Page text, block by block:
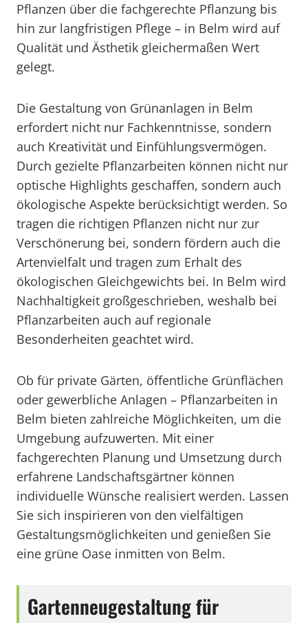
Pflanzen über die fachgerechte Pflanzung bis
hin zur langfristigen Pflege – in Belm wird auf
Qualität und Ästhetik gleichermaßen Wert
gelegt.
Die Gestaltung von Grünanlagen in Belm
erfordert nicht nur Fachkenntnisse, sondern
auch Kreativität und Einfühlungsvermögen.
Durch gezielte Pflanzarbeiten können nicht nur
optische Highlights geschaffen, sondern auch
ökologische Aspekte berücksichtigt werden. So
tragen die richtigen Pflanzen nicht nur zur
Verschönerung bei, sondern fördern auch die
Artenvielfalt und tragen zum Erhalt des
ökologischen Gleichgewichts bei. In Belm wird
Nachhaltigkeit großgeschrieben, weshalb bei
Pflanzarbeiten auch auf regionale
Besonderheiten geachtet wird.
Ob für private Gärten, öffentliche Grünflächen
oder gewerbliche Anlagen – Pflanzarbeiten in
Belm bieten zahlreiche Möglichkeiten, um die
Umgebung aufzuwerten. Mit einer
fachgerechten Planung und Umsetzung durch
erfahrene Landschaftsgärtner können
individuelle Wünsche realisiert werden. Lassen
Sie sich inspirieren von den vielfältigen
Gestaltungsmöglichkeiten und genießen Sie
eine grüne Oase inmitten von Belm.
Gartenneugestaltung für